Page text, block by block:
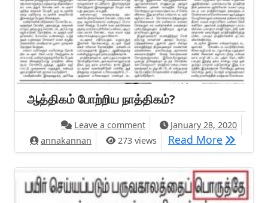
ஆத்திகம் போற்றிய நாத்திகம்?
Leave a commenton ஆத்திகம் போற்றிய நாத்திகம்?
January 28, 2020
annakannan
273 views Read More ஆத்திகம்